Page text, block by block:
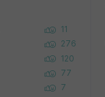
11
276
120
77
7